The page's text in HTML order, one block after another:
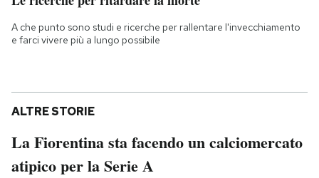
A che punto sono studi e ricerche per rallentare l'invecchiamento
e farci vivere più a lungo possibile
ALTRE STORIE
La Fiorentina sta facendo un calciomercato
atipico per la Serie A